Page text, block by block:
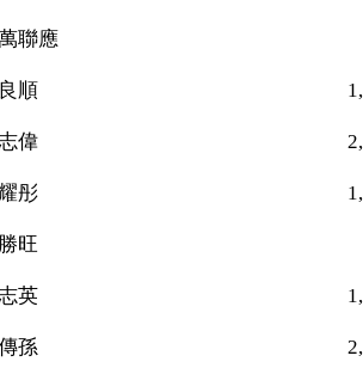
萬聯應
良順
志偉 2,285（
耀彤 1,917（
勝旺
志英
傳孫 2,261（